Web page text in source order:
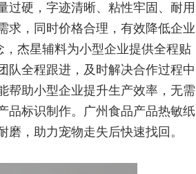
过硬，字迹清晰、粘性牢固、耐用
求，同时价格合理，有效降低企业
，杰星辅料为小型企业提供全程贴
队全程跟进，及时解决合作过程中
帮助小型企业提升生产效率，无需
品标识制作。广州食品产品热敏纸
，助力宠物走失后快速找回。